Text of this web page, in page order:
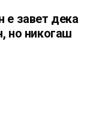
е завет дека
но никогаш